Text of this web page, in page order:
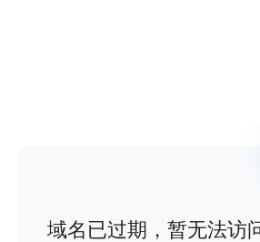
域名已过期，暂无法访